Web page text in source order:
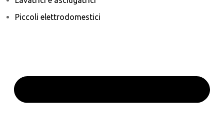
Piccoli elettrodomestici